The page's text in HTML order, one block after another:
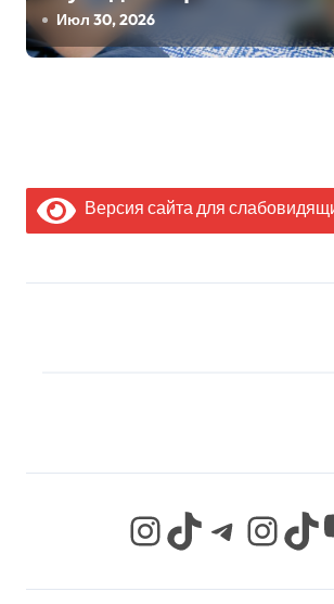
Июл 30, 2026
Версия сайта для
InstagramTikTok Telegram InstagramTikTok